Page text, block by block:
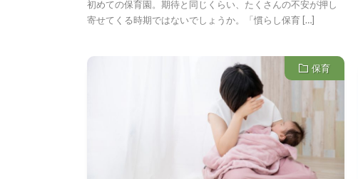
初めての保育園。期待と同じくらい、たくさんの不安が押し
寄せてくる時期ではないでしょうか。「慣らし保育 […]
保育